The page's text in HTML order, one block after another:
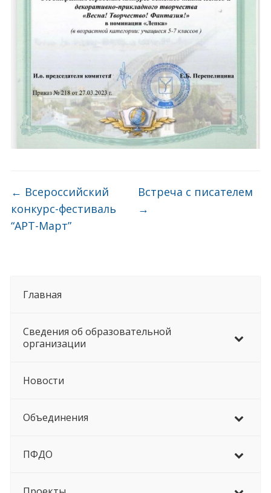
Главная
Сведения об образовательной
организации
Новости
Объединения
ПФДО
← Всероссийский
конкурс-фестиваль
“АРТ-Март”
Встреча с писателем
→